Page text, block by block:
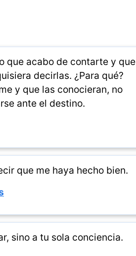
que acabo de contarte y que
decirlas. ¿Para qué?
y que las conocieran, no
ante el destino.
que me haya hecho bien.
sino a tu sola conciencia.